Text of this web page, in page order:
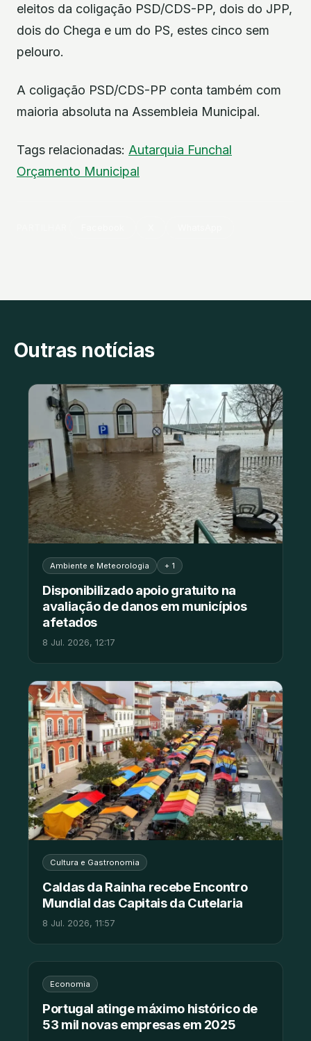
eleitos da coligação PSD/CDS-PP, dois do JPP,
dois do Chega e um do PS, estes cinco sem
pelouro.
A coligação PSD/CDS-PP conta também com
maioria absoluta na Assembleia Municipal.
Tags relacionadas: Autarquia Funchal
Orçamento Municipal
Outras notícias
Ambiente e Meteorologia + 1
Disponibilizado apoio gratuito na
avaliação de danos em municípios
afetados
8 Jul. 2026, 12:17
Cultura e Gastronomia
Caldas da Rainha recebe Encontro
Mundial das Capitais da Cutelaria
8 Jul. 2026, 11:57
Economia
Portugal atinge máximo histórico de
53 mil novas empresas em 2025